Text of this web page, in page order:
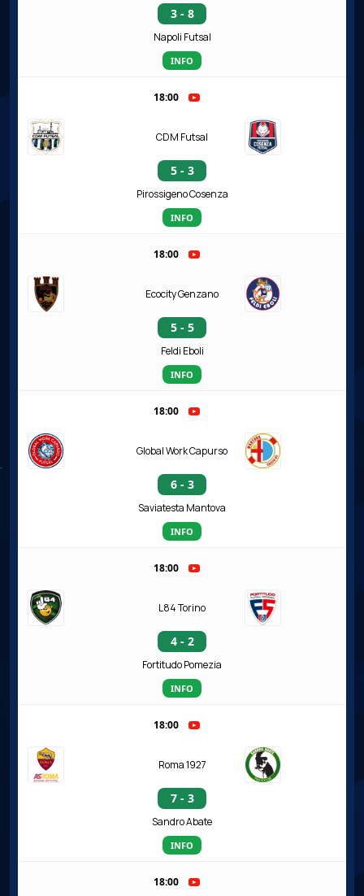
3 - 8
Napoli Futsal
INFO
18:00
CDM Futsal
5 - 3
Pirossigeno Cosenza
INFO
18:00
Ecocity Genzano
5 - 5
Feldi Eboli
INFO
18:00
Global Work Capurso
6 - 3
Saviatesta Mantova
INFO
18:00
L84 Torino
4 - 2
Fortitudo Pomezia
INFO
18:00
Roma 1927
7 - 3
Sandro Abate
INFO
18:00